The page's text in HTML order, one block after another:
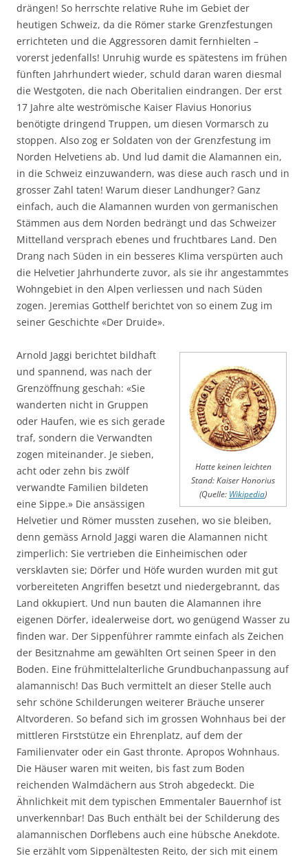
drängen! So herrschte relative Ruhe im Gebiet der
heutigen Schweiz, da die Römer starke Grenzfestungen
errichteten und die Aggressoren damit fernhielten –
vorerst jedenfalls! Unruhig wurde es spätestens im frühen
fünften Jahrhundert wieder, schuld daran waren diesmal
die Westgoten, die nach Oberitalien eindrangen. Der erst
17 Jahre alte weströmische Kaiser Flavius Honorius
benötigte dringend Truppen, um diesen Vormarsch zu
stoppen. Also zog er Soldaten von der Grenzfestung im
Norden Helvetiens ab. Und lud damit die Alamannen ein,
in die Schweiz einzuwandern, was diese auch rasch und in
grosser Zahl taten! Warum dieser Landhunger? Ganz
einfach, auch die Alamannen wurden von germanischen
Stämmen aus dem Norden bedrängt und das Schweizer
Mittelland versprach ebenes und fruchtbares Land. Den
Drang nach Süden in ein besseres Klima verspürten auch
die Helvetier Jahrhunderte zuvor, als sie ihr angestammtes
Wohngebiet in den Alpen verliessen und nach Süden
zogen. Jeremias Gotthelf berichtet von so einem Zug im
seiner Geschichte «Der Druide».
Hatte keinen leichten
Stand: Kaiser Honorius
(Quelle: Wikipedia)
Arnold Jaggi berichtet bildhaft
und spannend, was nach der
Grenzöffnung geschah: «Sie
wanderten nicht in Gruppen
oder Haufen, wie es sich gerade
traf, sondern die Verwandten
zogen miteinander. Je sieben,
acht oder zehn bis zwölf
verwandte Familien bildeten
eine Sippe.» Die ansässigen
Helvetier und Römer mussten zusehen, wo sie bleiben,
denn gemäss Arnold Jaggi waren die Alamannen nicht
zimperlich: Sie vertrieben die Einheimischen oder
versklavten sie; Dörfer und Höfe wurden wurden mit gut
vorbereiteten Angriffen besetzt und niedergebrannt, das
Land okkupiert. Und nun bauten die Alamannen ihre
eigenen Dörfer, idealerweise dort, wo genügend Wasser zu
finden war. Der Sippenführer rammte einfach als Zeichen
der Besitznahme am gewählten Ort seinen Speer in den
Boden. Eine frühmittelalterliche Grundbuchanpassung auf
alamannisch! Das Buch vermittelt an dieser Stelle auch
sehr schöne Schilderungen weiterer Bräuche unserer
Altvorderen. So befand sich im grossen Wohnhaus bei der
mittleren Firststütze ein Ehrenplatz, auf dem der
Familienvater oder ein Gast thronte. Apropos Wohnhaus.
Die Häuser waren mit weiten, bis fast zum Boden
reichenden Walmdächern aus Stroh abgedeckt. Die
Ähnlichkeit mit dem typischen Emmentaler Bauernhof ist
unverkennbar! Das Buch enthält bei der Schilderung des
alamannischen Dorflebens auch eine hübsche Anekdote.
Sie erzählt vom Sippenältesten Reito, der sich mit einem